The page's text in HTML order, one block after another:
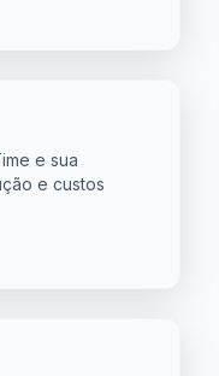
e sua
e custos